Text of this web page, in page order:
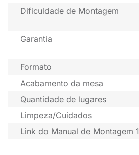
Dificuldade de Montagem
Garantia
Formato
Acabamento da mesa
Quantidade de lugares
Limpeza/Cuidados
Link do Manual de Montagem 1